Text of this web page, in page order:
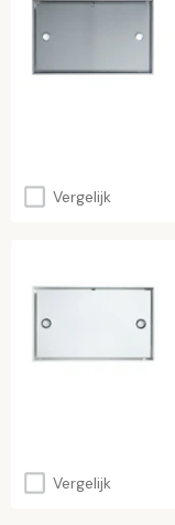
Vergelijk
Vergelijk